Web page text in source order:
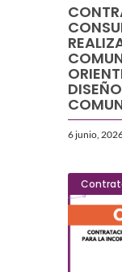
6 junio,